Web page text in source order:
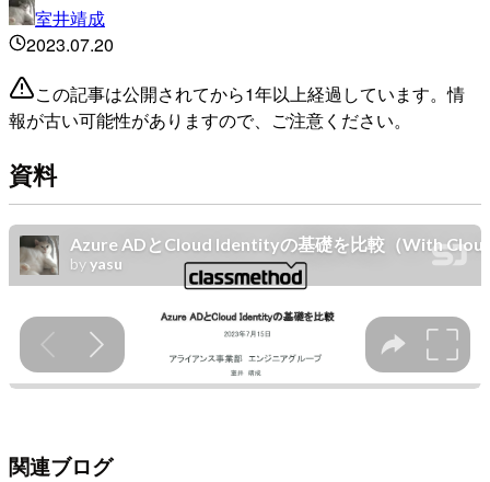
室井靖成
2023.07.20
この記事は公開されてから1年以上経過しています。情
報が古い可能性がありますので、ご注意ください。
資料
関連ブログ